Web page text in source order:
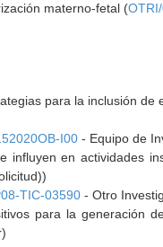
materno-fetal (
para la inclusión
I00 - Equipo de
influyen en actividades
TIC-03590 - Otro
para la generación